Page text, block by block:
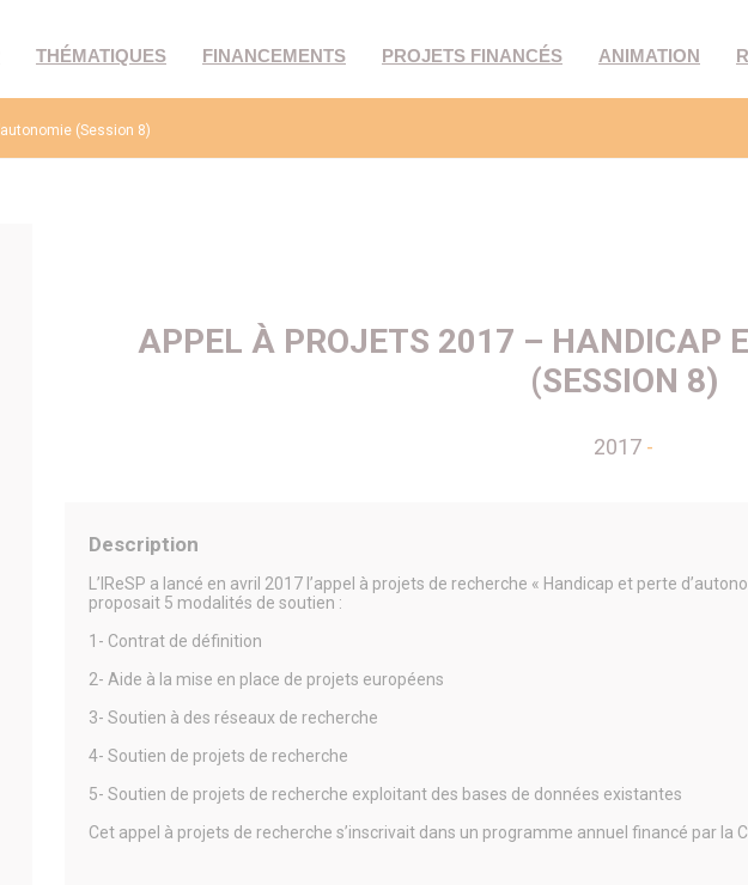
THÉMATIQUES FINANCEMENTS PROJETS FINANCÉS ANIMATION
(Session 8)
APPEL À PROJETS 2017 – HANDICAP
(SESSION 8)
2017 -
Description
L’IReSP a lancé en avril 2017 l’appel à projets de recherche « Handicap et perte
proposait 5 modalités de soutien :
1- Contrat de définition
2- Aide à la mise en place de projets européens
3- Soutien à des réseaux de recherche
4- Soutien de projets de recherche
5- Soutien de projets de recherche exploitant des bases de données existantes
Cet appel à projets de recherche s’inscrivait dans un programme annuel financé par la